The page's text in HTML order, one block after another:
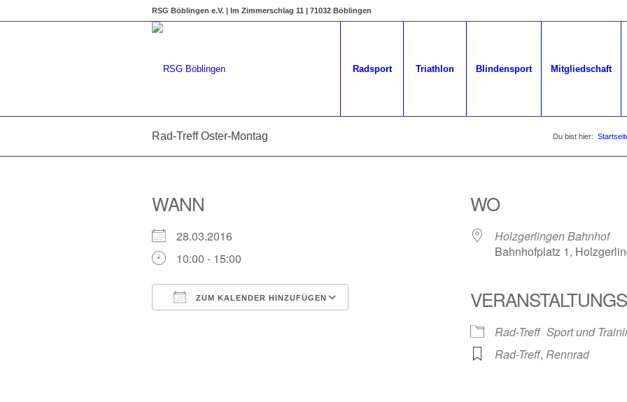
RSG Böblingen e.V. | Im Zimmerschlag 11 | 71032 Böblingen
Radsport Triathlon Blindensport Mitgliedschaft
Rad-Treff Oster-Montag Du bist hier:
WANN
28.03.2016
10:00 - 15:00
ZUM KALENDER HINZUFÜGEN
WO
Holzgerlingen Bahnhof
Bahnhofplatz 1,
Rad-Treff Sport und
Rad-Treff, Rennrad